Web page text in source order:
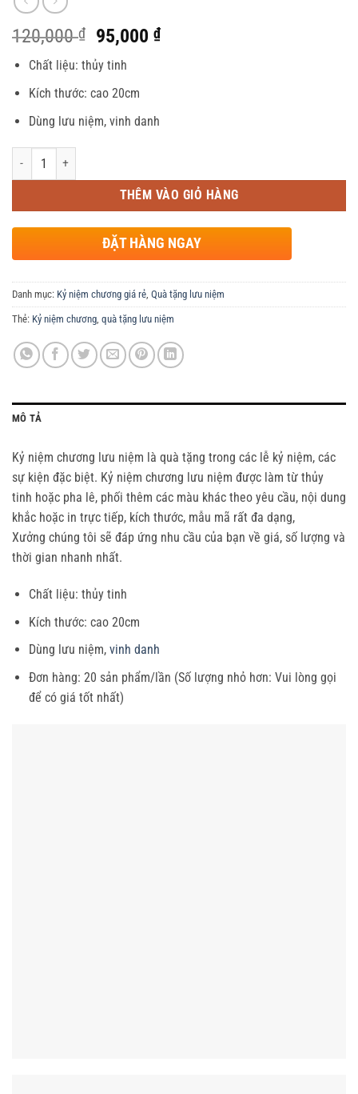
120,000₫
Giá
gốc
là:
120,000 ₫.
95,000₫Giá
Chất liệu: thủy tinh
Kích thước: cao 20cm
Dùng lưu niệm, vinh danh
Số lượng
THÊM VÀO GIỎ HÀNG
ĐẶT HÀNG NGAY
Danh mục: Kỷ niệm chương giá rẻ, Quà tặng lưu niệm
Thẻ: Kỷ niệm chương, quà tặng lưu niệm
MÔ TẢ
Kỷ niệm chương lưu niệm là quà tặng trong các lễ kỷ niệm, các
sự kiện đặc biệt. Kỷ niệm chương lưu niệm được làm từ thủy
tinh hoặc pha lê, phối thêm các màu khác theo yêu cầu, nội dung
khắc hoặc in trực tiếp, kích thước, mẫu mã rất đa dạng,
Xưởng chúng tôi sẽ đáp ứng nhu cầu của bạn về giá, số lượng và
thời gian nhanh nhất.
Chất liệu: thủy tinh
Kích thước: cao 20cm
Dùng lưu niệm, vinh danh
Đơn hàng: 20 sản phẩm/lần (Số lượng nhỏ hơn: Vui lòng gọi
để có giá tốt nhất)